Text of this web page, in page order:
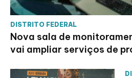
DISTRITO FEDERAL
Nova sala de
vai ampliar serviços de